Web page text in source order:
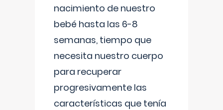
nacimiento de nuestro
bebé hasta las 6-8
semanas, tiempo que
necesita nuestro cuerpo
para recuperar
progresivamente las
características que tenía